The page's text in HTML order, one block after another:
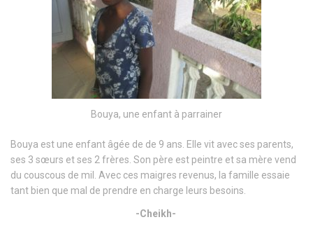
Bouya, une enfant à parrainer
Bouya est une enfant âgée de de 9 ans. Elle vit avec ses parents,
ses 3 sœurs et ses 2 frères. Son père est peintre et sa mère vend
du couscous de mil. Avec ces maigres revenus, la famille essaie
tant bien que mal de prendre en charge leurs besoins.
-Cheikh-